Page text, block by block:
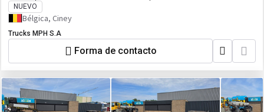
NUEVO
Bélgica, Ciney
Trucks MPH S.A
Forma de contacto